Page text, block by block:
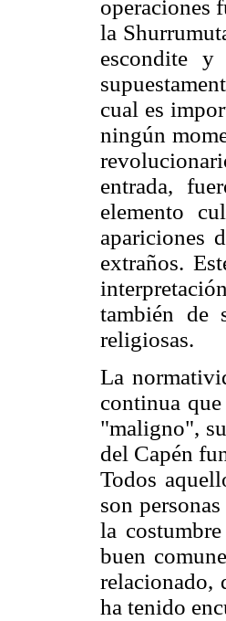
operaciones
la
escondite
cual es
ningún
entrada,
elemento
apariciones
extraños.
también de
religiosas.
La
continua
"maligno",
del Capén
Todos
son
la
buen
relacionado,
ha tenido